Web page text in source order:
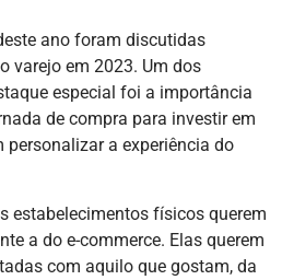
ano foram discutidas
varejo em 2023. Um dos
especial foi a importância
de compra para investir em
a experiência do
estabelecimentos físicos querem
a do e-commerce. Elas querem
com aquilo que gostam, da